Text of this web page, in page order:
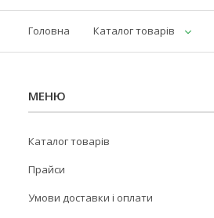
Головна Каталог товарів
Каталог товарів
Прайси
Умови доставки і оплати